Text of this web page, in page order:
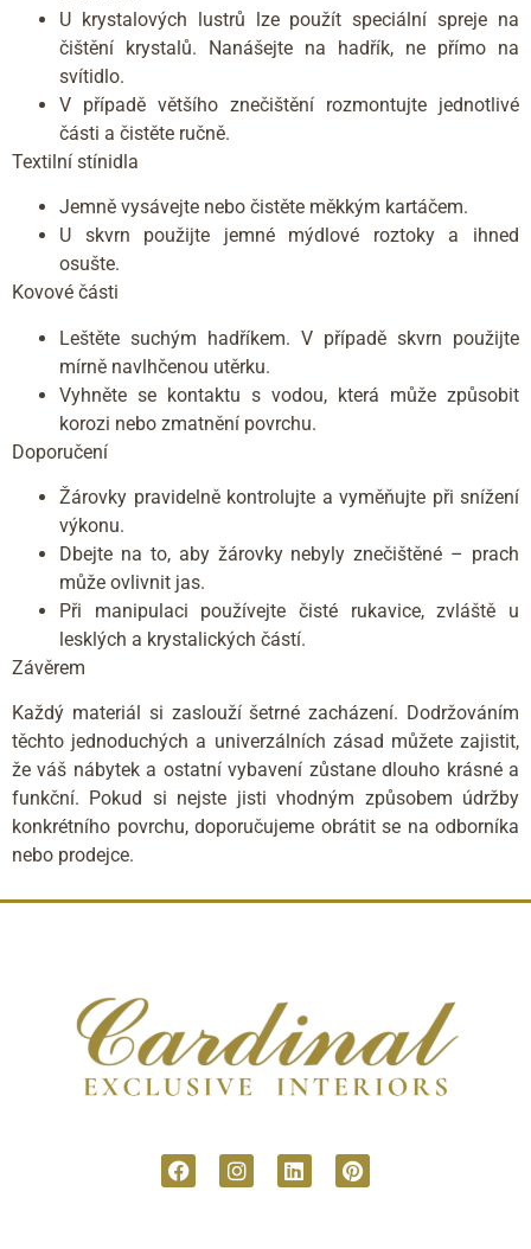
U krystalových lustrů lze použít speciální spreje na
čištění krystalů. Nanášejte na hadřík, ne přímo na
svítidlo.
V případě většího znečištění rozmontujte jednotlivé
části a čistěte ručně.
Textilní stínidla
Jemně vysávejte nebo čistěte měkkým kartáčem.
U skvrn použijte jemné mýdlové roztoky a ihned
osušte.
Kovové části
Leštěte suchým hadříkem. V případě skvrn použijte
mírně navlhčenou utěrku.
Vyhněte se kontaktu s vodou, která může způsobit
korozi nebo zmatnění povrchu.
Doporučení
Žárovky pravidelně kontrolujte a vyměňujte při snížení
výkonu.
Dbejte na to, aby žárovky nebyly znečištěné – prach
může ovlivnit jas.
Při manipulaci používejte čisté rukavice, zvláště u
lesklých a krystalických částí.
Závěrem
Každý materiál si zaslouží šetrné zacházení. Dodržováním
těchto jednoduchých a univerzálních zásad můžete zajistit,
že váš nábytek a ostatní vybavení zůstane dlouho krásné a
funkční. Pokud si nejste jisti vhodným způsobem údržby
konkrétního povrchu, doporučujeme obrátit se na odborníka
nebo prodejce.